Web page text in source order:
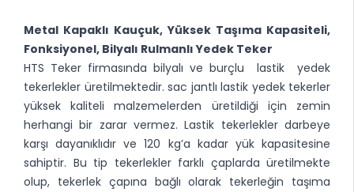
Metal Kapaklı Kauçuk, Yüksek Taşıma Kapasiteli,
Fonksiyonel, Bilyalı Rulmanlı Yedek Teker
HTS Teker firmasında bilyalı ve burçlu lastik yedek
tekerlekler üretilmektedir. sac jantlı lastik yedek tekerler
yüksek kaliteli malzemelerden üretildiği için zemin
herhangi bir zarar vermez. Lastik tekerlekler darbeye
karşı dayanıklıdır ve 120 kg’a kadar yük kapasitesine
sahiptir. Bu tip tekerlekler farklı çaplarda üretilmekte
olup, tekerlek çapına bağlı olarak tekerleğin taşıma